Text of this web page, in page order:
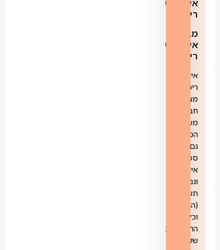
אינטרנט
רימון
מבצעי
אינטרנט
רימון
אינטרנט
רימון
מציעה
חבילות
משולבות
הכוללת
גם
ספק
אינטרנט
וגם
תשתית
(התשלום
וכל
ההתנהלות
של